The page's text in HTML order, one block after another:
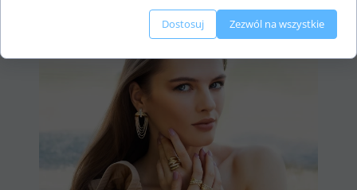
Zobacz z bliska nowości ADIAMO
Dostosuj Zezwól na wszystkie